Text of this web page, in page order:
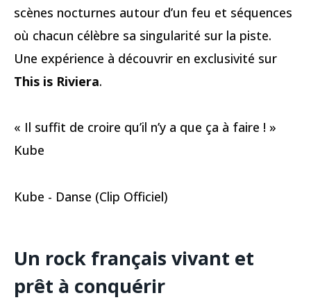
scènes nocturnes autour d’un feu et séquences
où chacun célèbre sa singularité sur la piste.
Une expérience à découvrir en exclusivité sur
This is Riviera.
« Il suffit de croire qu’il n’y a que ça à faire ! »
Kube
Kube - Danse (Clip Officiel)
Un rock français vivant et
prêt à conquérir